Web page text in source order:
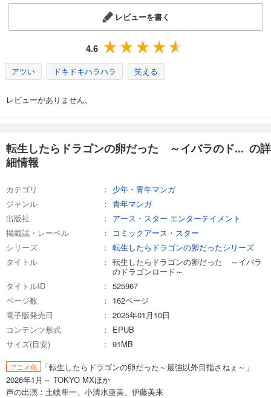
レビューを書く
4.6
アツい ドキドキハラハラ 笑える
レビューがありません。
転生したらドラゴンの卵だった ～イバラのド... の詳
細情報
カテゴリ
少年・青年マンガ
ジャンル
青年マンガ
出版社
アース・スター エンターテイメント
掲載誌・レーベル
コミックアース・スター
シリーズ
転生したらドラゴンの卵だったシリーズ
タイトル
転生したらドラゴンの卵だった ～イバラ
のドラゴンロード～
タイトルID
525967
ページ数
162ページ
電子版発売日
2025年01月10日
コンテンツ形式
EPUB
サイズ(目安)
91MB
アニメ化
「転生したらドラゴンの卵だった～最強以外目指さねぇ～」
2026年1月～ TOKYO MXほか
声の出演：土岐隼一、小清水亜美、伊藤美来